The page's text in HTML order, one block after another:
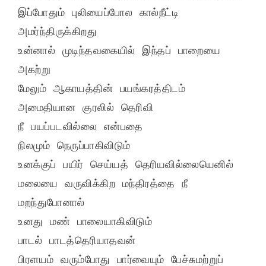
இப்போதும் புலியைப்போல கால்நீட்டி
அமர்ந்திருக்கிறது
உன்னால் முடிந்தவகையில் இந்தப் பாறையை
அகற்று
மேலும் ஆகாயத்தின் பயங்கரத்திடம்
அமைதியான குரலில் தெரிவி
நீ பயப்படவில்லை என்பதை
நிலமும் நெருப்பாகிவிடும்
உனக்குப் பயிர் செய்யத் தெரியவில்லையெனில்
மலையை வருவிக்கிற மந்திரத்தை நீ
மறந்துபோனால்
உனது மண் பாலையாகிவிடும்
பாடல் பாடத்தெரியாதவன்
பிரளயம் வரும்போது பார்வையும் பேச்சுமற்றுப்